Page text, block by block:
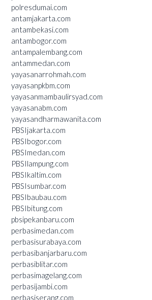
polresdumai.com
antamjakarta.com
antambekasi.com
antambogor.com
antampalembang.com
antammedan.com
yayasanarrohmah.com
yayasanpkbm.com
yayasanmambaulirsyad.com
yayasanabm.com
yayasandharmawanita.com
PBSIjakarta.com
PBSIbogor.com
PBSImedan.com
PBSIlampung.com
PBSIkaltim.com
PBSIsumbar.com
PBSIbaubau.com
PBSIbitung.com
pbsipekanbaru.com
perbasimedan.com
perbasisurabaya.com
perbasibanjarbaru.com
perbasiblitar.com
perbasimagelang.com
perbasijambi.com
perbasiserang.com